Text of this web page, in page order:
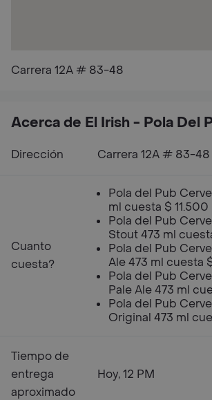
Carrera 12A # 83-48
Acerca de El Irish - Pola Del
Dirección Carrera 12A # 83-48
Cuanto
cuesta?
Pola del Pub
ml cuesta $ 11.500
Pola del Pub
Stout 473 ml
Pola del Pub
Ale 473 ml cuesta
Pola del Pub
Pale Ale 473 ml
Pola del Pub
Original 473 ml
Tiempo de
entrega
aproximado
Hoy, 12 PM